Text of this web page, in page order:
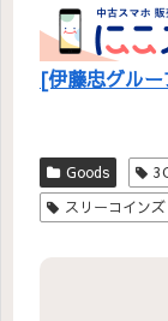
[伊藤忠グル
Goods
スリーコインズ